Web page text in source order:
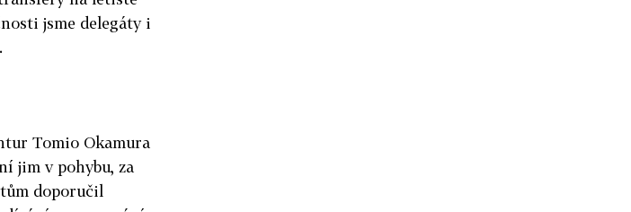
jsme delegáty i
Tomio Okamura
jim v pohybu, za
doporučil